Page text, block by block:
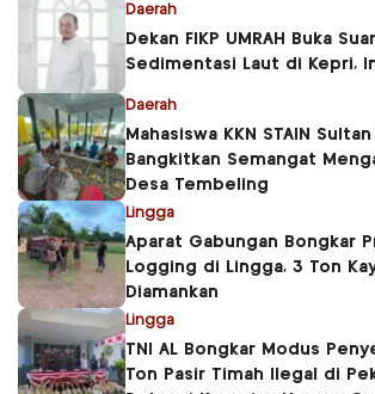
Daerah
Dekan FIKP UMRAH Buka
Sedimentasi Laut di Kepri,
Daerah
Mahasiswa KKN STAIN
Bangkitkan Semangat
Desa Tembeling
Lingga
Aparat Gabungan Bongkar
Logging di Lingga, 3 Ton
Diamankan
Lingga
TNI AL Bongkar Modus
Ton Pasir Timah Ilegal di